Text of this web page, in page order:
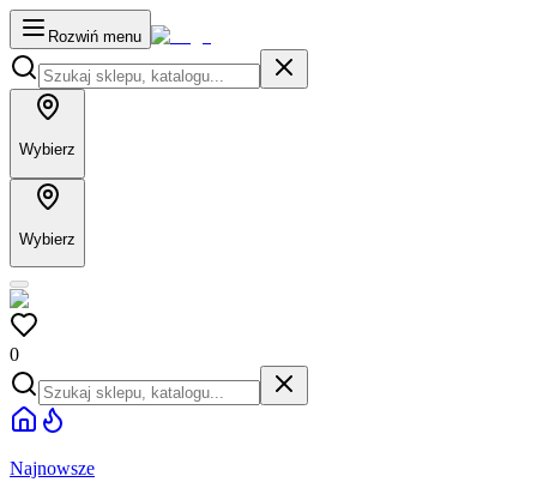
Rozwiń menu
Wybierz
Wybierz
0
Najnowsze